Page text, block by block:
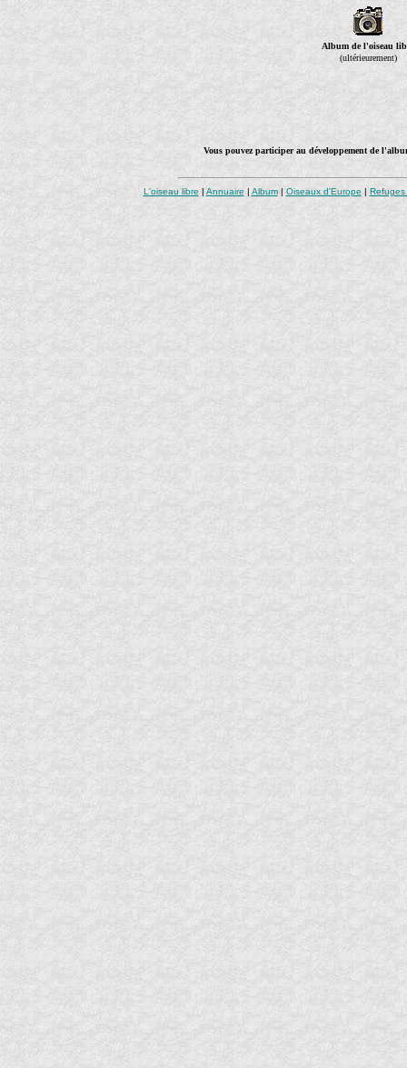
Album de l'oiseau
(ultérieurement)
Vous pouvez participer au développement de
L'oiseau libre Annuaire Album| Oiseaux d'Europe